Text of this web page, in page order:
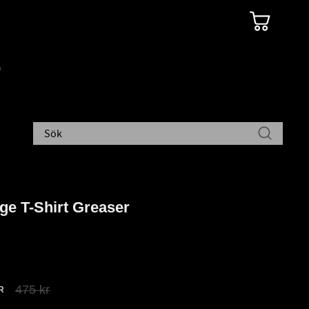
T-Shirt Greaser
pris:
Ordinarie pris:
475kr